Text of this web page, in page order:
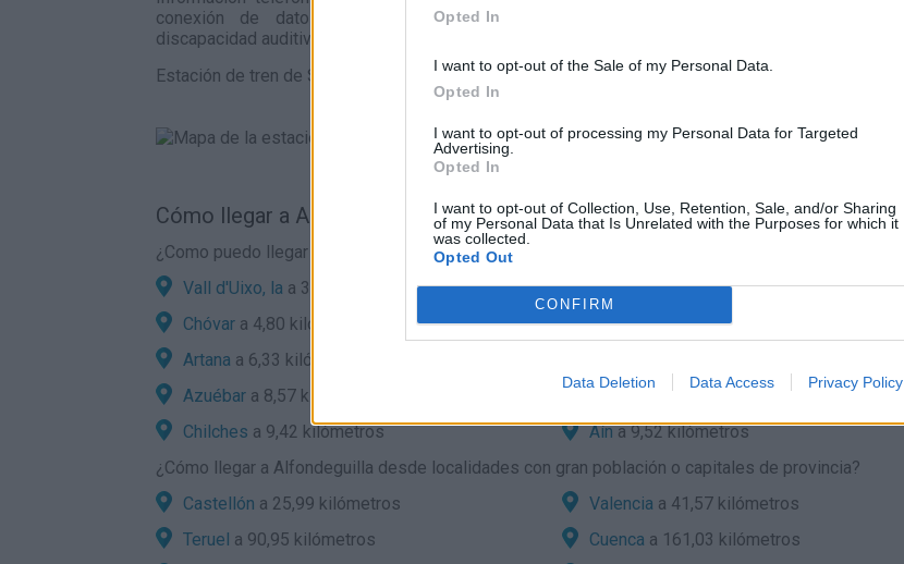
Opted In
I want to opt-out of the Sale of my Personal Data.
Opted In
I want to opt-out of processing my Personal Data for Targeted
Advertising.
Opted In
I want to opt-out of Collection, Use, Retention, Sale, and/or Sharing
of my Personal Data that Is Unrelated with the Purposes for which it
was collected.
Opted Out
CONFIRM
Data Deletion Data Access Privacy Policy
conexión de datos para personas sordas y con
discapacidad auditiva.
Estación de tren de Sagunto en el mapa
Cómo llegar a Alfondeguilla por carretera:
¿Como puedo llegar en coche a Alfondeguilla desde localidades cercanas?
Vall d'Uixo, la a 3,46 kilómetros Vall d Uixóa 3,46 kilómetros
Chóvar a 4,80 kilómetros Eslidaa 6,02 kilómetros
Artana a 6,33 kilómetros
Azuébar a 8,57 kilómetros
a 9,13 kilómetros
Chilches a 9,42 kilómetros Aína 9,52 kilómetros
¿ Cómo llegar a Alfondeguilla desde localidades con gran población o capitales de provincia?
Castellón a 25,99 kilómetros Valencia a 41,57 kilómetros
Teruel a 90,95 kilómetros Cuenca a 161,03 kilómetros